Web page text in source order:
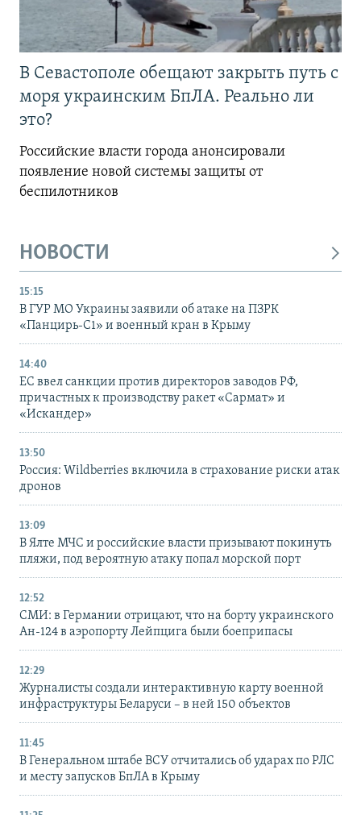
В Севастополе обещают закрыть путь с
моря украинским БпЛА. Реально ли
это?
Российские власти города анонсировали
появление новой системы защиты от
беспилотников
НОВОСТИ
15:15
В ГУР МО Украины заявили об атаке на ПЗРК
«Панцирь-С1» и военный кран в Крыму
14:40
ЕС ввел санкции против директоров заводов РФ,
причастных к производству ракет «Сармат» и
«Искандер»
13:50
Россия: Wildberries включила в страхование риски атак
дронов
13:09
В Ялте МЧС и российские власти призывают покинуть
пляжи, под вероятную атаку попал морской порт
12:52
СМИ: в Германии отрицают, что на борту украинского
Ан-124 в аэропорту Лейпцига были боеприпасы
12:29
Журналисты создали интерактивную карту военной
инфраструктуры Беларуси – в ней 150 объектов
11:45
В Генеральном штабе ВСУ отчитались об ударах по РЛС
и месту запусков БпЛА в Крыму